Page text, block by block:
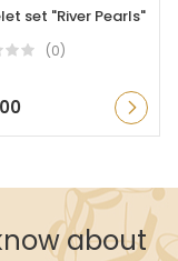
set "River Pearls"
(0)
about